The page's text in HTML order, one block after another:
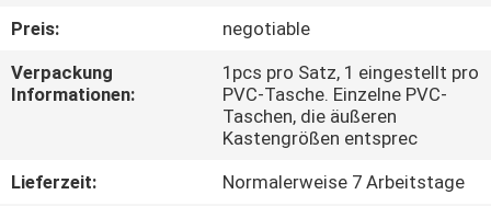
QUALITÄTSKONTROLLE
TRETEN
MIT
Preis:
negotiable
Verpackung
Informationen:
1pcs pro Satz, 1 eingestellt pro
PVC-Tasche. Einzelne PVC-
Taschen, die äußeren
Kastengrößen entsprec
Lieferzeit:
Normalerweise 7 Arbeitstage